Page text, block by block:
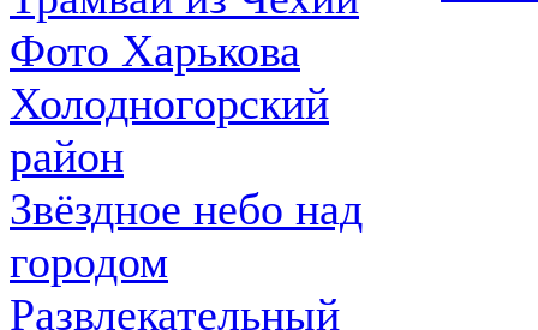
Фото Харькова
Холодногорский
район
Звёздное небо над
городом
Развлекательный